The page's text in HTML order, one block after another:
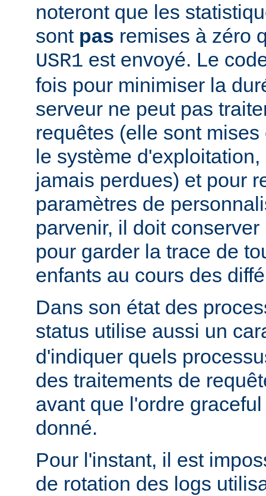
noteront que les
sont pas remises à zéro
USR1 est envoyé. Le
fois pour minimiser la
serveur ne peut pas
requêtes (elle sont
le système
jamais perdues) et pour
paramètres de
parvenir, il doit
pour garder la trace de
enfants au cours des
Dans son état des
status utilise aussi un
d'indiquer quels
des traitements de
avant que l'ordre
donné.
Pour l'instant, il est
de rotation des logs